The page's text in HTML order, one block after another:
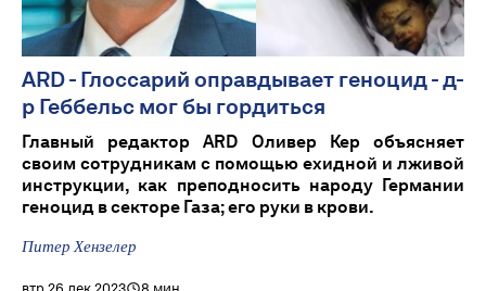
ARD - Глоссарий оправдывает геноцид - д-
р Геббельс мог бы гордиться
Главный редактор ARD Оливер Кер объясняет
своим сотрудникам с помощью ехидной и лживой
инструкции, как преподносить народу Германии
геноцид в секторе Газа; его руки в крови.
Питер Хензелер